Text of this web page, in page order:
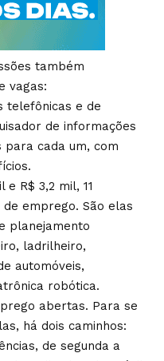
também
vagas:
telefônicas e de
de informações
para cada um, com
R$ 3,2 mil, 11
emprego. São elas
planejamento
ladrilheiro,
automóveis,
robótica.
abertas. Para se
há dois caminhos:
de segunda a